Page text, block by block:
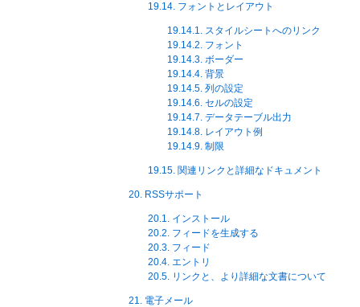
19.14. フォントとレイアウト
19.14.1. スタイルシートへのリンク
19.14.2. フォント
19.14.3. ボーダー
19.14.4. 背景
19.14.5. 列の設定
19.14.6. セルの設定
19.14.7. データテーブル出力
19.14.8. レイアウト例
19.14.9. 制限
19.15. 関連リンクと詳細なドキュメント
20. RSSサポート
20.1. インストール
20.2. フィードを生成する
20.3. フィード
20.4. エントリ
20.5. リンクと、より詳細な文書について
21. 電子メール